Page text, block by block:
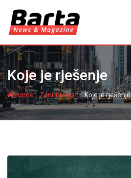
content
Koje je rješenje
Home-Zanimljivosti-Koje je rješenje